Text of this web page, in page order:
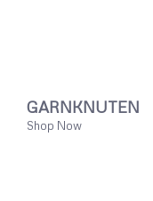
GARNKNUTEN
Shop Now